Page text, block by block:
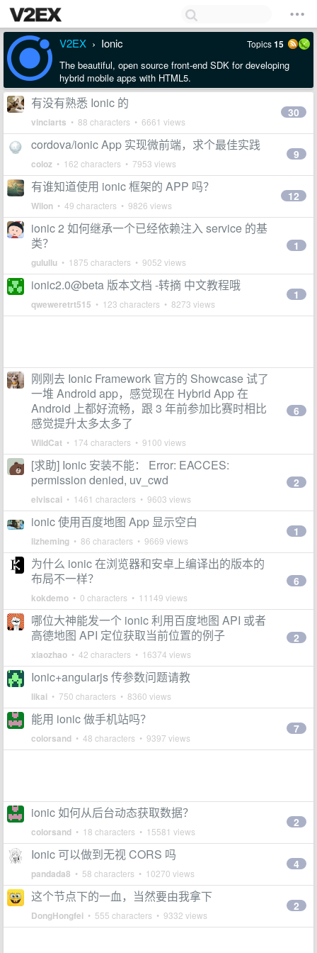
V2EX › Ionic Topics15
The beautiful, open source front-end SDK for developing
hybrid mobile apps with HTML5.
有没有熟悉 Ionic 的
vinciarts • 88 characters • 6661 views
30
cordova/ionic App 实现微前端，求个最佳实践
coloz • 162 characters • 7953 views
9
有谁知道使用 ionic 框架的 APP 吗？
Wilon • 49 characters • 9826 views
12
ionic 2 如何继承一个已经依赖注入 service 的基
类？
gulullu • 1875 characters • 9052 views
1
ionic2.0@beta 版本文档 -转摘 中文教程哦
qweweretrt515 • 123 characters • 8273 views
1
刚刚去 Ionic Framework 官方的 Showcase 试了
一堆 Android app，感觉现在 Hybrid App 在
Android 上都好流畅，跟 3 年前参加比赛时相比
感觉提升太多太多了
WildCat • 174 characters • 9100 views
6
[求助] Ionic 安装不能： Error: EACCES:
permission denied, uv_cwd
elviscai • 1461 characters • 9603 views
2
ionic 使用百度地图 App 显示空白
lizheming • 86 characters • 9669 views
1
为什么 ionic 在浏览器和安卓上编译出的版本的
布局不一样？
kokdemo • 0 characters • 11149 views
6
哪位大神能发一个 ionic 利用百度地图 API 或者
高德地图 API 定位获取当前位置的例子
xiaozhao • 42 characters • 16374 views
2
Ionic+angularjs 传参数问题请教
likai • 750 characters • 8360 views
能用 ionic 做手机站吗？
colorsand • 48 characters • 9397 views
7
ionic 如何从后台动态获取数据？
colorsand • 18 characters • 15581 views
2
Ionic 可以做到无视 CORS 吗
pandada8 • 58 characters • 10270 views
4
这个节点下的一血，当然要由我拿下
DongHongfei • 555 characters • 9332 views
2